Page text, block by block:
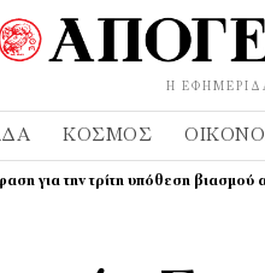
Η
ΚΌΣΜΟΣ
για την τρίτη υπόθεση βιασμού